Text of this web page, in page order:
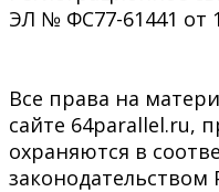
ЭЛ № ФС77-61441 от
Все права на
сайте 64parallel.ru,
охраняются в